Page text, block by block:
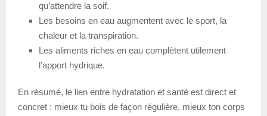
qu’attendre la soif.
Les besoins en eau augmentent avec le sport, la
chaleur et la transpiration.
Les aliments riches en eau complètent utilement
l’apport hydrique.
En résumé, le lien entre hydratation et santé est direct et
concret : mieux tu bois de façon régulière, mieux ton corps